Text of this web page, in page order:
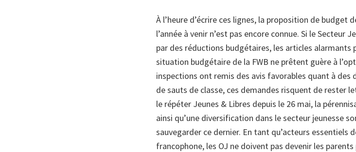
À l’heure d’écrire ces lignes, la proposition de budget
l’année à venir n’est pas encore connue. Si le Secteur
par des réductions budgétaires, les articles alarmants
situation budgétaire de la FWB ne prêtent guère à
inspections ont remis des avis favorables quant à des
de sauts de classe, ces demandes risquent de rester
le répéter Jeunes & Libres depuis le 26 mai, la
ainsi qu’une diversification dans le secteur jeunesse
sauvegarder ce dernier. En tant qu’acteurs essentiels
francophone, les OJ ne doivent pas devenir les